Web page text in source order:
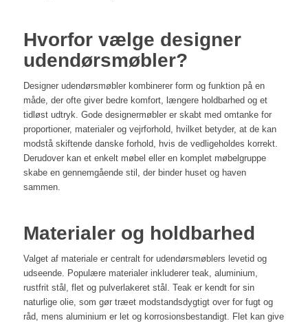
Hvorfor vælge designer
udendørsmøbler?
Designer udendørsmøbler kombinerer form og funktion på en
måde, der ofte giver bedre komfort, længere holdbarhed og et
tidløst udtryk. Gode designermøbler er skabt med omtanke for
proportioner, materialer og vejrforhold, hvilket betyder, at de kan
modstå skiftende danske forhold, hvis de vedligeholdes korrekt.
Derudover kan et enkelt møbel eller en komplet møbelgruppe
skabe en gennemgående stil, der binder huset og haven
sammen.
Materialer og holdbarhed
Valget af materiale er centralt for udendørsmøblers levetid og
udseende. Populære materialer inkluderer teak, aluminium,
rustfrit stål, flet og pulverlakeret stål. Teak er kendt for sin
naturlige olie, som gør træet modstandsdygtigt over for fugt og
råd, mens aluminium er let og korrosionsbestandigt. Flet kan give